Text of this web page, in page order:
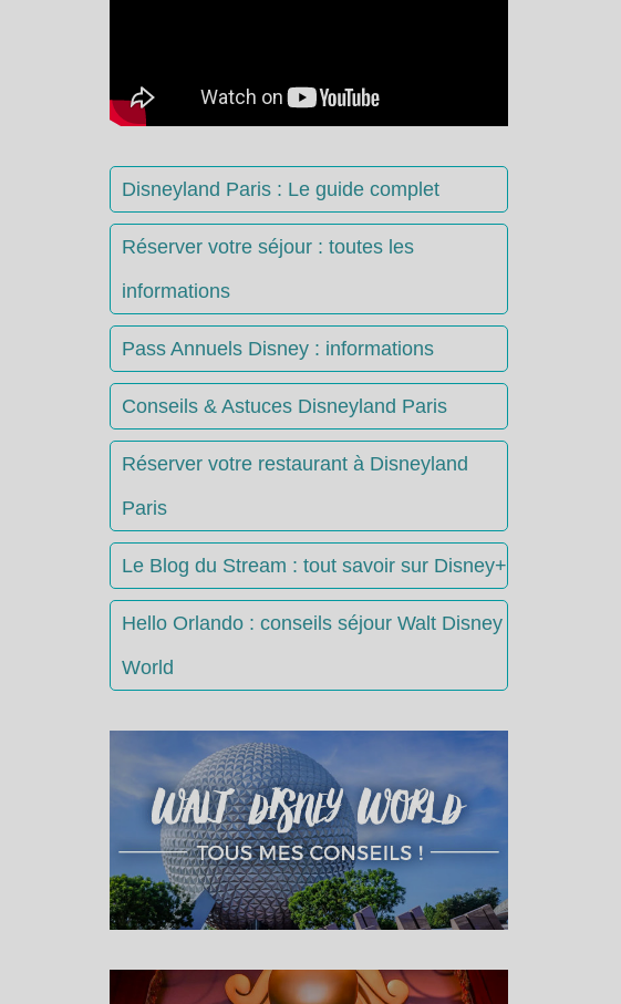
Disneyland Paris : Le guide complet
Réserver votre séjour : toutes les
informations
Pass Annuels Disney : informations
Conseils & Astuces Disneyland Paris
Réserver votre restaurant à Disneyland
Paris
Le Blog du Stream : tout savoir sur Disney+
Hello Orlando : conseils séjour Walt Disney
World